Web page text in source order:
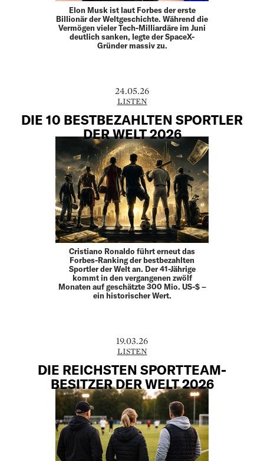
Elon Musk ist laut Forbes der erste
Billionär der Weltgeschichte. Während die
Vermögen vieler Tech-Milliardäre im Juni
deutlich sanken, legte der SpaceX-
Gründer massiv zu.
24.05.26
LISTEN
DIE 10 BESTBEZAHLTEN SPORTLER
DER WELT 2026
Cristiano Ronaldo führt erneut das
Forbes-Ranking der bestbezahlten
Sportler der Welt an. Der 41-Jährige
kommt in den vergangenen zwölf
Monaten auf geschätzte 300 Mio. US-$ –
ein historischer Wert.
19.03.26
LISTEN
DIE REICHSTEN SPORTTEAM-
BESITZER DER WELT 2026